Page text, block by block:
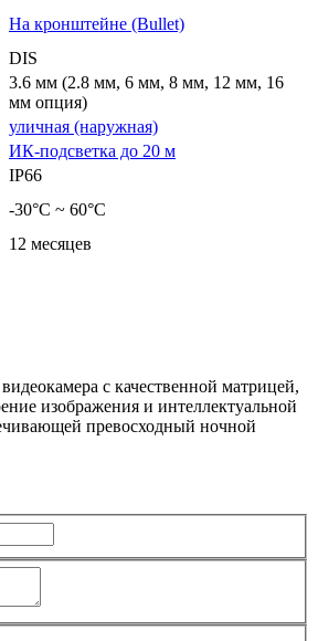
На кронштейне (Bullet)
DIS
3.6 мм (2.8 мм, 6 мм, 8 мм, 12 мм, 16
мм опция)
уличная (наружная)
ИК-подсветка до 20 м
IP66
-30°C ~ 60°C
12 месяцев
с качественной матрицей,
изображения и интеллектуальной
превосходный ночной